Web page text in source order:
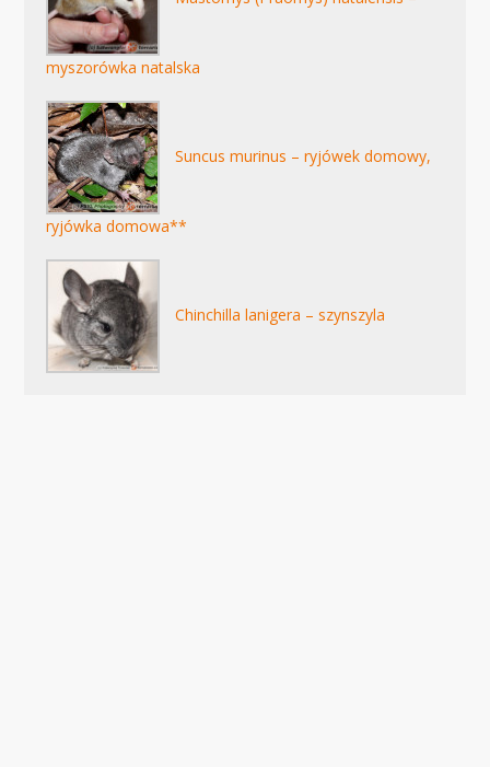
myszorówka natalska
Suncus murinus – ryjówek domowy,
ryjówka domowa**
Chinchilla lanigera – szynszyla